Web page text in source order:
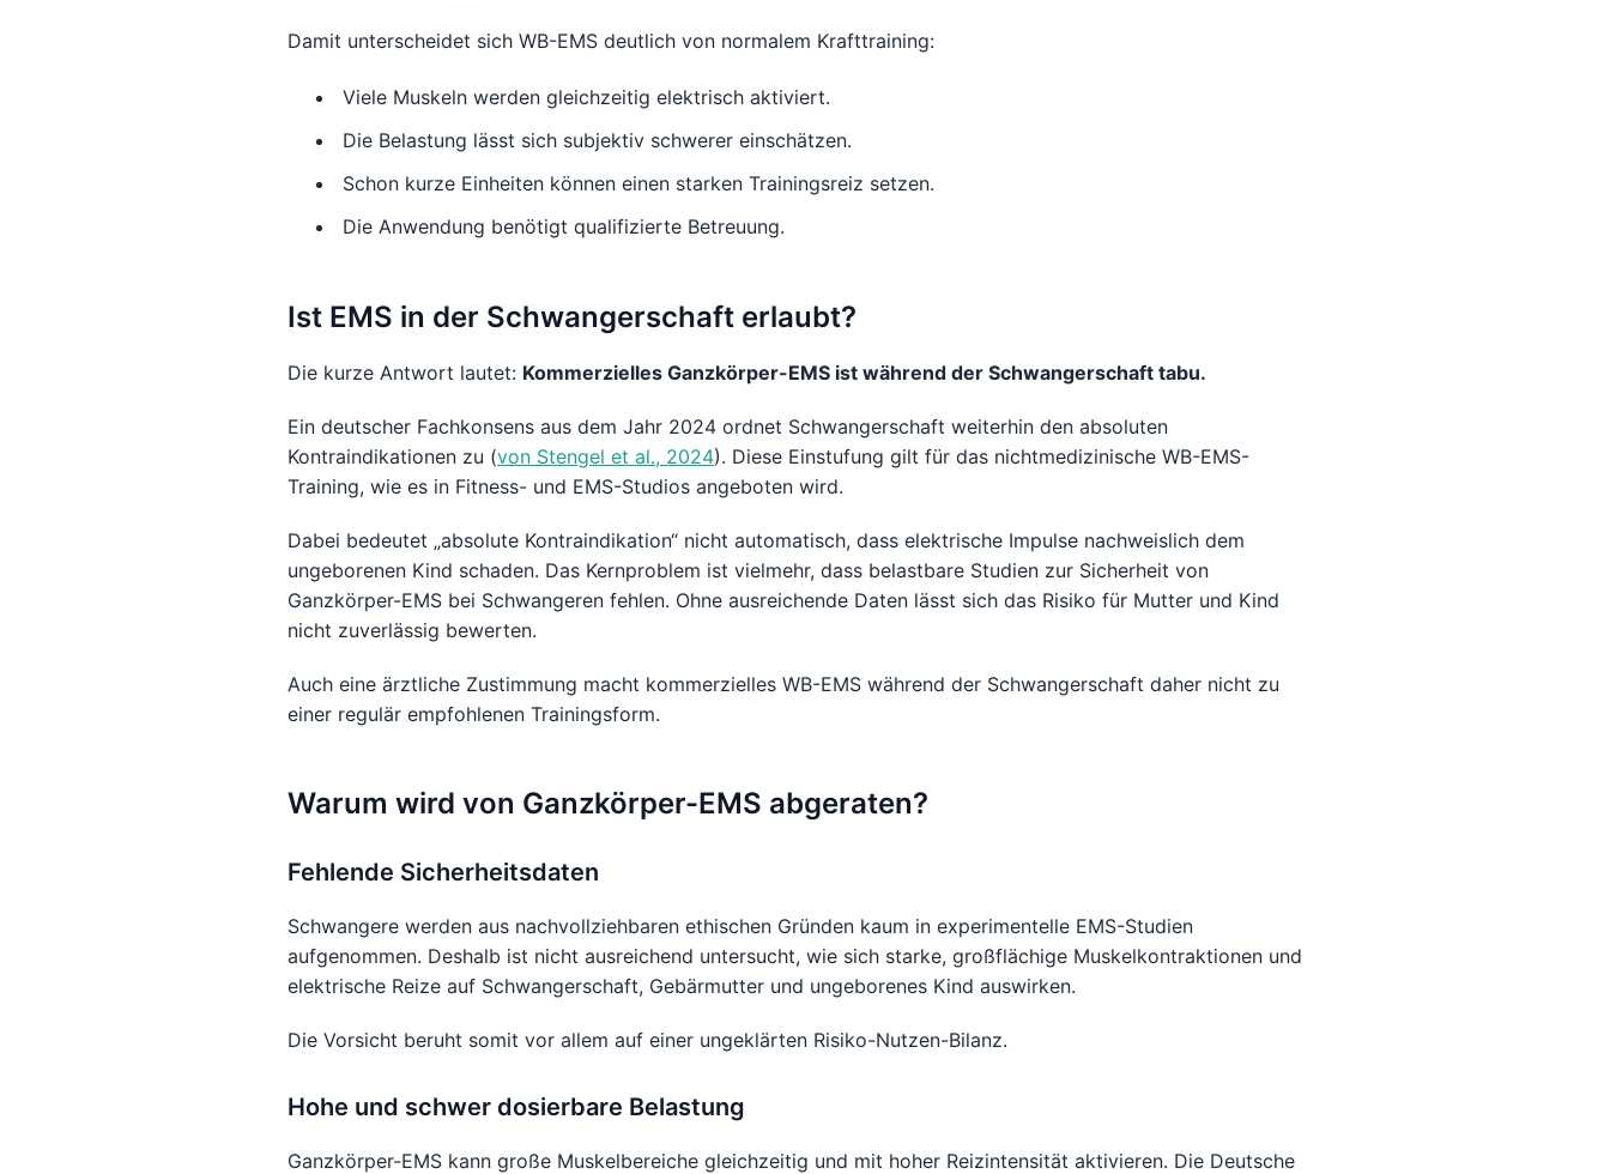
Damit unterscheidet sich WB-EMS deutlich von normalem Krafttraining:
Viele Muskeln werden gleichzeitig elektrisch aktiviert.
Die Belastung lässt sich subjektiv schwerer einschätzen.
Schon kurze Einheiten können einen starken Trainingsreiz setzen.
Die Anwendung benötigt qualifizierte Betreuung.
Ist EMS in der Schwangerschaft erlaubt?
Die kurze Antwort lautet: Kommerzielles Ganzkörper-EMS ist während der Schwangerschaft tabu.
Ein deutscher Fachkonsens aus dem Jahr 2024 ordnet Schwangerschaft weiterhin den absoluten
Kontraindikationen zu (von Stengel et al., 2024). Diese Einstufung gilt für das nichtmedizinische WB-EMS-
Training, wie es in Fitness- und EMS-Studios angeboten wird.
Dabei bedeutet „absolute Kontraindikation“ nicht automatisch, dass elektrische Impulse nachweislich dem
ungeborenen Kind schaden. Das Kernproblem ist vielmehr, dass belastbare Studien zur Sicherheit von
Ganzkörper-EMS bei Schwangeren fehlen. Ohne ausreichende Daten lässt sich das Risiko für Mutter und Kind
nicht zuverlässig bewerten.
Auch eine ärztliche Zustimmung macht kommerzielles WB-EMS während der Schwangerschaft daher nicht zu
einer regulär empfohlenen Trainingsform.
Warum wird von Ganzkörper-EMS abgeraten?
Fehlende Sicherheitsdaten
Schwangere werden aus nachvollziehbaren ethischen Gründen kaum in experimentelle EMS-Studien
aufgenommen. Deshalb ist nicht ausreichend untersucht, wie sich starke, großflächige Muskelkontraktionen und
elektrische Reize auf Schwangerschaft, Gebärmutter und ungeborenes Kind auswirken.
Die Vorsicht beruht somit vor allem auf einer ungeklärten Risiko-Nutzen-Bilanz.
Hohe und schwer dosierbare Belastung
Ganzkörper-EMS kann große Muskelbereiche gleichzeitig und mit hoher Reizintensität aktivieren. Die Deutsche